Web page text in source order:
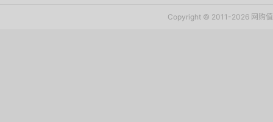
Copyright © 2011-2026 网购